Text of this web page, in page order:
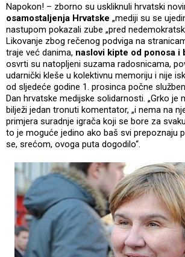
Napokon! – zborno su uskliknuli hrvatski
osamostaljenja Hrvatske „mediji su se
nastupom pokazali zube „pred
Likovanje zbog rečenog podviga na
traje već danima, naslovi kipte od ponosa i
osvrti su natopljeni suzama radosnicama,
udarnički kleše u kolektivnu memoriju i nije
od sljedeće godine 1. prosinca počne
Dan hrvatske medijske solidarnosti. „Grko je
bilježi jedan tronuti komentator, „i nema na
primjera suradnje igrača koji se bore za
to je moguće jedino ako baš svi prepoznaju
se, srećom, ovoga puta dogodilo“.